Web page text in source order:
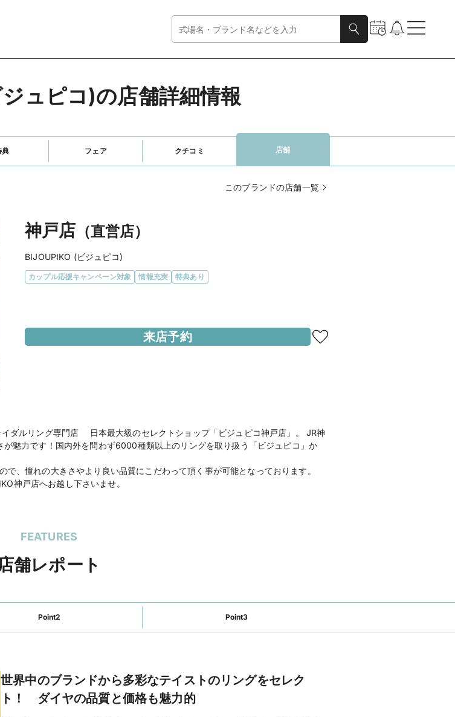
ュピコ)の店舗詳細情報
典 フェア クチコミ 店舗
このブランドの店舗一覧
神戸店 （直営店）
BIJOUPIKO (ビジュピコ)
カップル応援キャンペーン対象 情報充実 特典あり
アクセス
各線三宮駅より徒歩5分
◆Web来店予約でAmazonギフトカード3,000円分をプレゼ
ント！
公式HP BIJOUPIKO (ビジュピコ)のホームページを見る
神戸店（直営店）
来店予約
ダルリング専門店 日本最大級のセレクトショップ「ビジュピコ神戸店」。 JR神
魅力です！国内外を問わず6000種類以上のリングを取り扱う「ビジュピコ」か
、憧れの大きさやより良い品質にこだわって頂く事が可能となっております。
神戸店へお越し下さいませ。
FEATURES
舗レポート
Point2 Point3
世界中のブランドから多彩なテイストのリングをセレク
ト！ ダイヤの品質と価格も魅力的